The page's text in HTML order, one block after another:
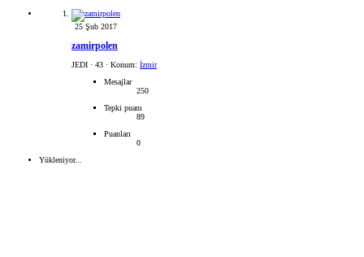
25 Şub 2017
zamirpolen
JEDI · 43 · Konum: İzmir
Mesajlar
250
Tepki puanı
89
Puanları
0
Yükleniyor...